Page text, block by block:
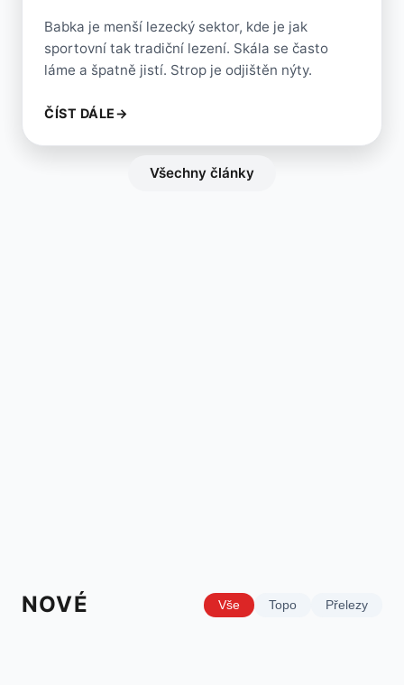
Babka je menší lezecký sektor, kde je jak
sportovní tak tradiční lezení. Skála se často
láme a špatně jistí. Strop je odjištěn nýty.
ČÍST DÁLE→
Všechny články
NOVÉ Vše Topo Přelezy